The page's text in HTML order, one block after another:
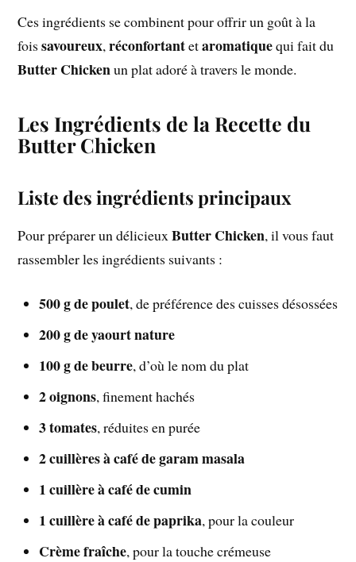
Ces ingrédients se combinent pour offrir un goût à la
foissavoureux,réconfortantetaromatiquequi fait du
Butter Chickenun plat adoré à travers le monde.
Les Ingrédients de la Recette du
Butter Chicken
Liste des ingrédients principaux
Pour préparer un délicieuxButter Chicken, il vous faut
rassembler les ingrédients suivants :
500 g de poulet, de préférence des cuisses désossées
200 g de yaourt nature
100 g de beurre, d’où le nom du plat
2 oignons, finement hachés
3 tomates, réduites en purée
2 cuillères à café de garam masala
1 cuillère à café de cumin
1 cuillère à café de paprika, pour la couleur
Crème fraîche, pour la touche crémeuse